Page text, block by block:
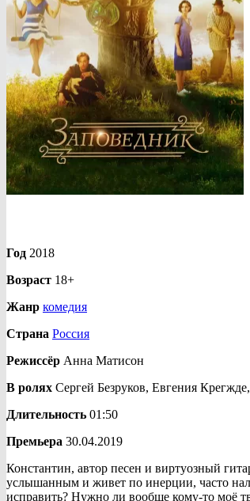
Год 2018
Возраст 18+
Жанр комедия
Страна Россия
Режиссёр Анна Матисон
В ролях Сергей Безруков, Евгения
Длительность 01:50
Премьера 30.04.2019
Константин, автор песен и виртуозный
услышанным и живет по инерции, часто
исправить? Нужно ли вообще кому-то моё